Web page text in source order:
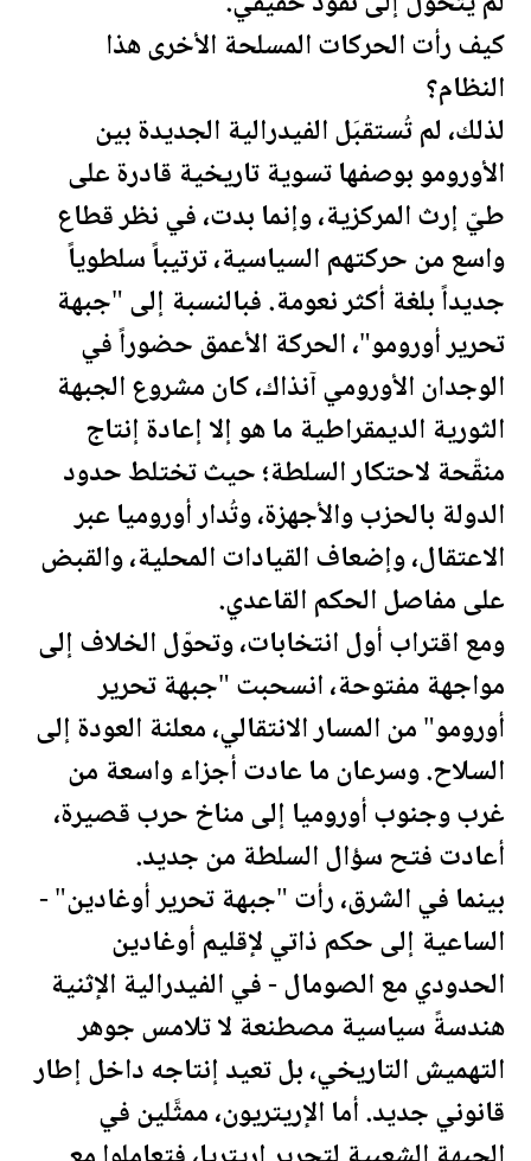
كيف رأت الحركات المسلحة الأخرى هذا
النظام؟
لذلك، لم تُستقبَل الفيدراليةالجديدةبين
الأورومو بوصفها تسوية تاريخية قادرة على
طيّ إرث المركزية، وإنما بدت، في نظر قطاع
واسع من حركتهم السياسية، ترتيباً سلطوياً
جديداً بلغة أكثر نعومة. فبالنسبة إلى "جبهة
تحرير أورومو"، الحركة الأعمق حضوراً في
الوجدان الأورومي آنذاك، كان مشروع الجبهة
الثورية الديمقراطية ما هو إلا إعادة إنتاج
منقّحة لاحتكار السلطة؛ حيث تختلط حدود
الدولة بالحزب والأجهزة، وتُدار أوروميا عبر
الاعتقال، وإضعاف القيادات المحلية، والقبض
على مفاصل الحكم القاعدي.
ومع اقتراب أول انتخابات، وتحوّل الخلاف إلى
مواجهة مفتوحة، انسحبت "جبهة تحرير
أورومو" من المسار الانتقالي، معلنة العودة إلى
السلاح. وسرعان ما عادت أجزاء واسعة من
غرب وجنوب أوروميا إلى مناخ حرب قصيرة،
أعادت فتح سؤال السلطة من جديد.
بينما في الشرق، رأت "جبهة تحرير أوغادين" -
الساعية إلى حكم ذاتي لإقليم أوغادين
الحدودي معالصومال- في الفيدرالية الإثنية
هندسةً سياسية مصطنعة لا تلامس جوهر
التهميش التاريخي، بل تعيد إنتاجه داخل إطار
قانوني جديد. أما الإريتريون، ممثَّلين في